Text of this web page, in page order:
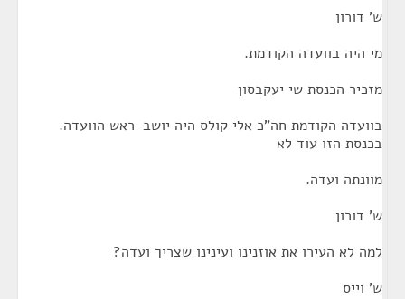
ש' דורון
מי היה בוועדה הקודמת.
מזכיר הכנסת שי יעקבסון
בוועדה הקודמת חה"כ אלי קולס היה יושב-ראש הוועדה.
בכנסת הזו עוד לא
מוונתה ועדה.
ש' דורון
למה לא העירו את אוזנינו ועינינו שצריך ועדה?
ש' וייס